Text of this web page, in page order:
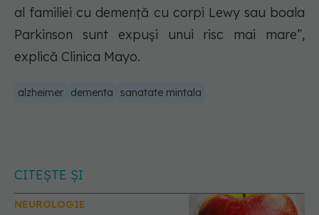
al familiei cu demență cu corpi Lewy sau boala
Parkinson sunt expuși unui risc mai mare”,
explică Clinica Mayo.
alzheimer dementa sanatate mintala
CITEȘTE ȘI
NEUROLOGIE